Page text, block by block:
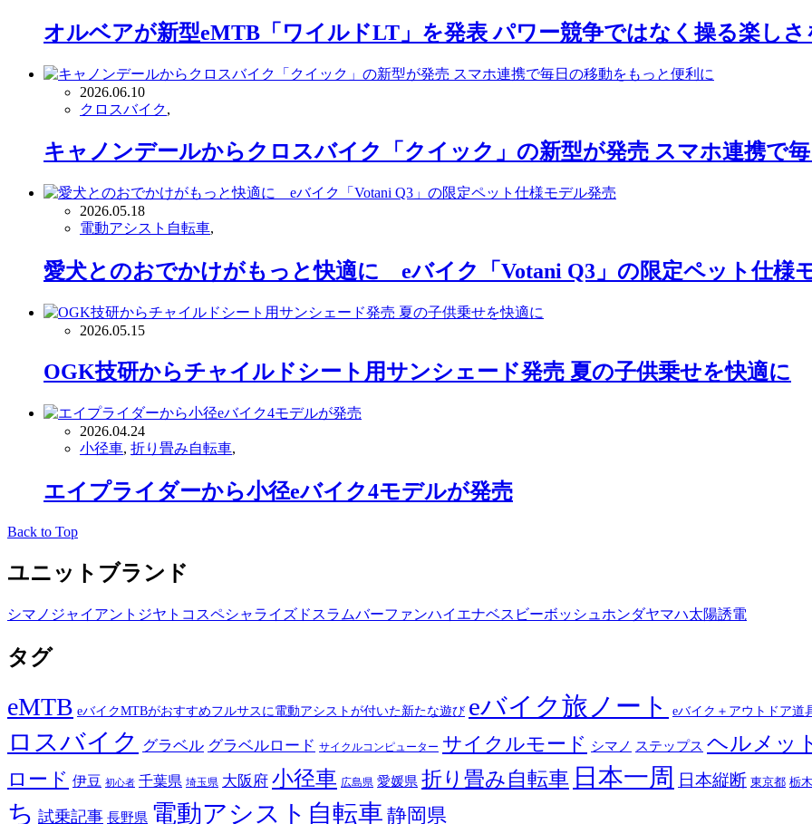
オルベアが新型eMTB「ワイルドLT」を発表 パワー競争ではなく操る楽しさ
2026.06.10
クロスバイク,
キャノンデールからクロスバイク「クイック」の新型が発売 スマホ連携で
2026.05.18
電動アシスト自転車,
愛犬とのおでかけがもっと快適に eバイク「Votani Q3」の限定ペット仕様
2026.05.15
OGK技研からチャイルドシート用サンシェード発売 夏の子供乗せを快適に
2026.04.24
小径車, 折り畳み自転車,
エイプライダーから小径eバイク4モデルが発売
Back to Top
ユニットブランド
シマノ ジャイアント ジヤトコ スペシャライズド スラムバーファンハイエナベスビーボッシュ ホンダヤマハ太陽誘電
タグ
eMTB eバイクMTBがおすすめフルサスに電動アシストが付いた新たな遊び eバイク旅ノート eバイク＋アウトドア道
ロスバイク グラベル グラベルロード サイクルコンピューター サイクルモード シマノ ステップス ヘルメッ
ロード 伊豆 初心者 千葉県 埼玉県 大阪府 小径車 広島県 愛媛県 折り畳み自転車 日本一周 日本縦断 東京都 栃
ち 試乗記事 長野県 電動アシスト自転車 静岡県